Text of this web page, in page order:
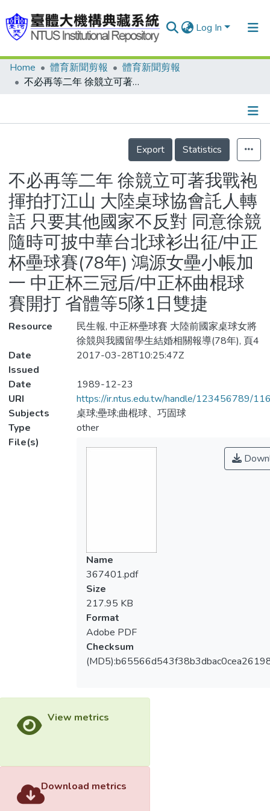
Log In
Communities & Collections
Statistics
Home 體育新聞剪報
體育新聞剪報
不必再等二年 徐競立可著我戰袍揮拍打江山 大陸桌球協會託人轉話 只要其他國家不反對 同意徐競隨時可披中華台北球衫出征/中正杯壘球賽(78年) 鴻源女壘小帳加一 中正杯三冠后/中正杯曲棍球賽開打 省體等5隊1日雙捷
Details
Export
Statistics
不必再等二年 徐競立可著我戰袍
揮拍打江山 大陸桌球協會託人轉
話 只要其他國家不反對 同意徐競
隨時可披中華台北球衫出征/中正
杯壘球賽(78年) 鴻源女壘小帳加
一 中正杯三冠后/中正杯曲棍球
賽開打 省體等5隊1日雙捷
Resource
民生報, 中正杯壘球賽 大陸前國家桌球女將
徐競與我國留學生結婚相關報導(78年), 頁4
Date
Issued
2017-03-28T10:25:47Z
Date
1989-12-23
URI
https://ir.ntus.edu.tw/handle/123456789/
Subjects
桌球;壘球;曲棍球、巧固球
Type
other
File(s)
Name
367401.pdf
Size
217.95 KB
Format
Adobe PDF
Checksum
View metrics
Download metrics